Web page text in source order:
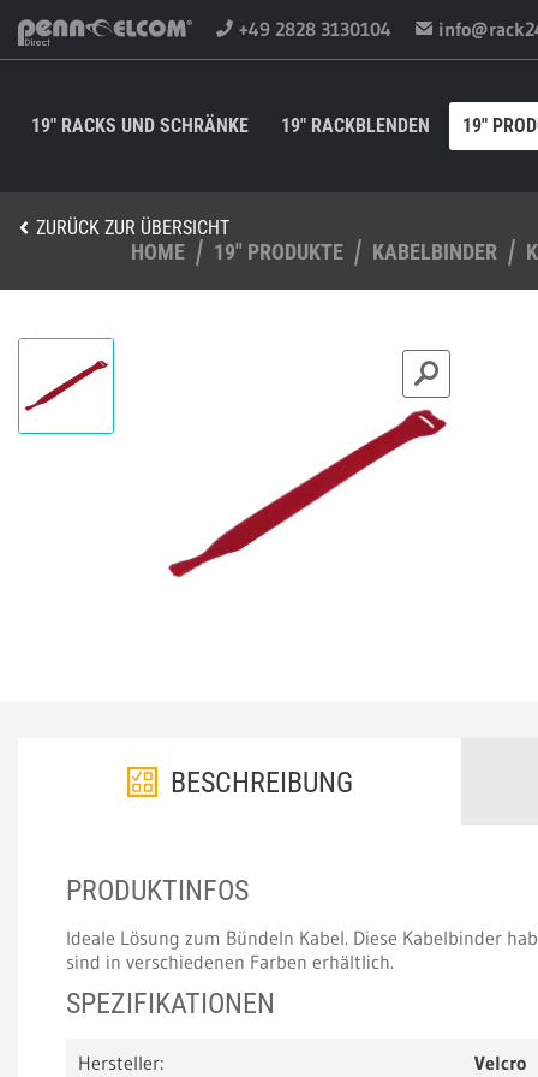
+49 2828 3130104
19" RACKS UND SCHRÄNKE 19" RACKBLENDEN 19"
ZURÜCK ZUR ÜBERSICHT
HOME 19" PRODUKTE KABELBINDER
BESCHREIBUNG
PRODUKTINFOS
Ideale Lösung zum Bündeln Kabel. Diese Kabelbinder
sind in verschiedenen Farben erhältlich.
SPEZIFIKATIONEN
Hersteller:
Velcro